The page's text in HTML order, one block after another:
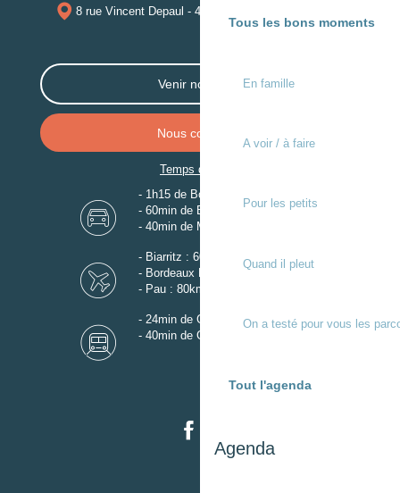
Tous les bons moments
En famille
A voir / à faire
Pour les petits
Quand il pleut
On a testé pour vous les
Tout l'agenda
Agenda
8 rue Vincent Depaul - 40250 MUGRON
Venir nous voir
Nous contacter
Temps de trajet
- 1h15 de Bordeaux
- 60min de Biarritz
- 40min de Mont-de-Marsan
- Biarritz : 60km
- Bordeaux Mérignac : 110km
- Pau : 80km
- 24min de Gare de Dax
- 40min de Gare de Mont-de-Marsan